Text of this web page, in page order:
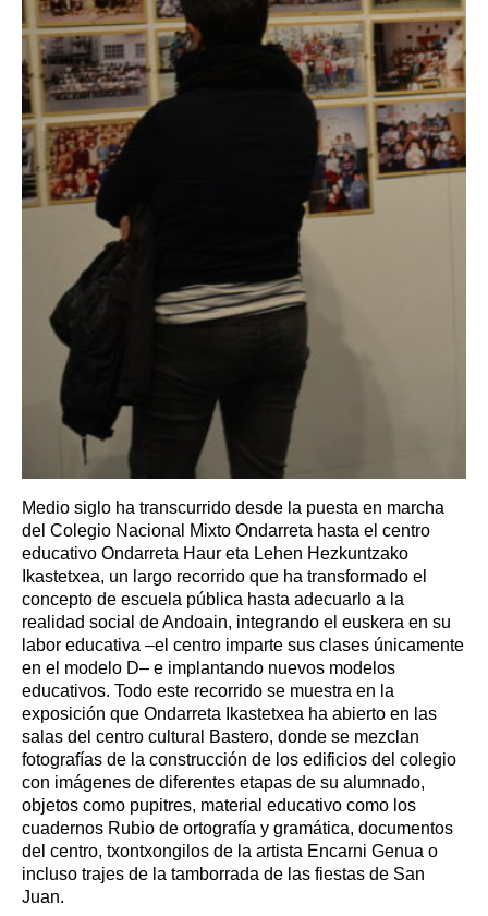
Medio siglo ha transcurrido desde la puesta en marcha
del Colegio Nacional Mixto Ondarreta hasta el centro
educativo Ondarreta Haur eta Lehen Hezkuntzako
Ikastetxea, un largo recorrido que ha transformado el
concepto de escuela pública hasta adecuarlo a la
realidad social de Andoain, integrando el euskera en su
labor educativa –el centro imparte sus clases únicamente
en el modelo D– e implantando nuevos modelos
educativos. Todo este recorrido se muestra en la
exposición que Ondarreta Ikastetxea ha abierto en las
salas del centro cultural Bastero, donde se mezclan
fotografías de la construcción de los edificios del colegio
con imágenes de diferentes etapas de su alumnado,
objetos como pupitres, material educativo como los
cuadernos Rubio de ortografía y gramática, documentos
del centro, txontxongilos de la artista Encarni Genua o
incluso trajes de la tamborrada de las fiestas de San
Juan.